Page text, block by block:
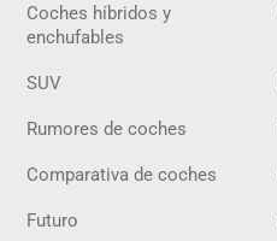
Coches híbridos y
enchufables
SUV
Rumores de coches
Comparativa de coches
Futuro